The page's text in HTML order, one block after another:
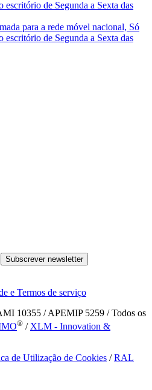
de Segunda a Sexta das
para a rede móvel nacional, Só
de Segunda a Sexta das
Subscrever newsletter
e Termos de serviço
10355 / APEMIP 5259 / Todos os
® / XLM - Innovation &
de Utilização de Cookies /RAL